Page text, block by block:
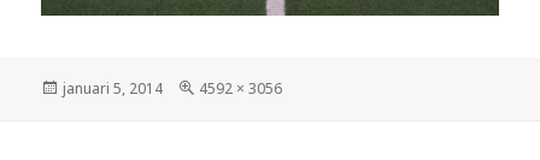
Geplaatst
januari 5, 2014
Volledige
4592 × 3056